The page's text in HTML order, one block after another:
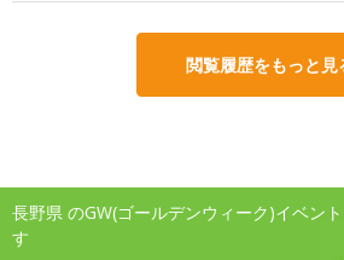
閲覧履歴をもっと見
長野県 のGW(ゴールデンウィーク)イベン
す